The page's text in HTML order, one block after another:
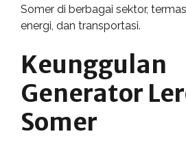
Somer di berbagai sektor,
energi, dan transportasi.
Keunggulan
Generator
Somer